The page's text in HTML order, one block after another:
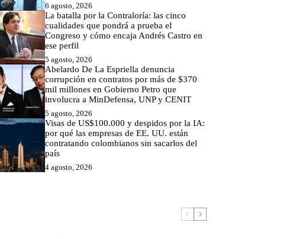
6 agosto, 2026
La batalla por la Contraloría: las cinco
cualidades que pondrá a prueba el
Congreso y cómo encaja Andrés Castro en
ese perfil
5 agosto, 2026
Abelardo De La Espriella denuncia
corrupción en contratos por más de $370
mil millones en Gobierno Petro que
involucra a MinDefensa, UNP y CENIT
5 agosto, 2026
Visas de US$100.000 y despidos por la IA:
por qué las empresas de EE. UU. están
contratando colombianos sin sacarlos del
país
4 agosto, 2026